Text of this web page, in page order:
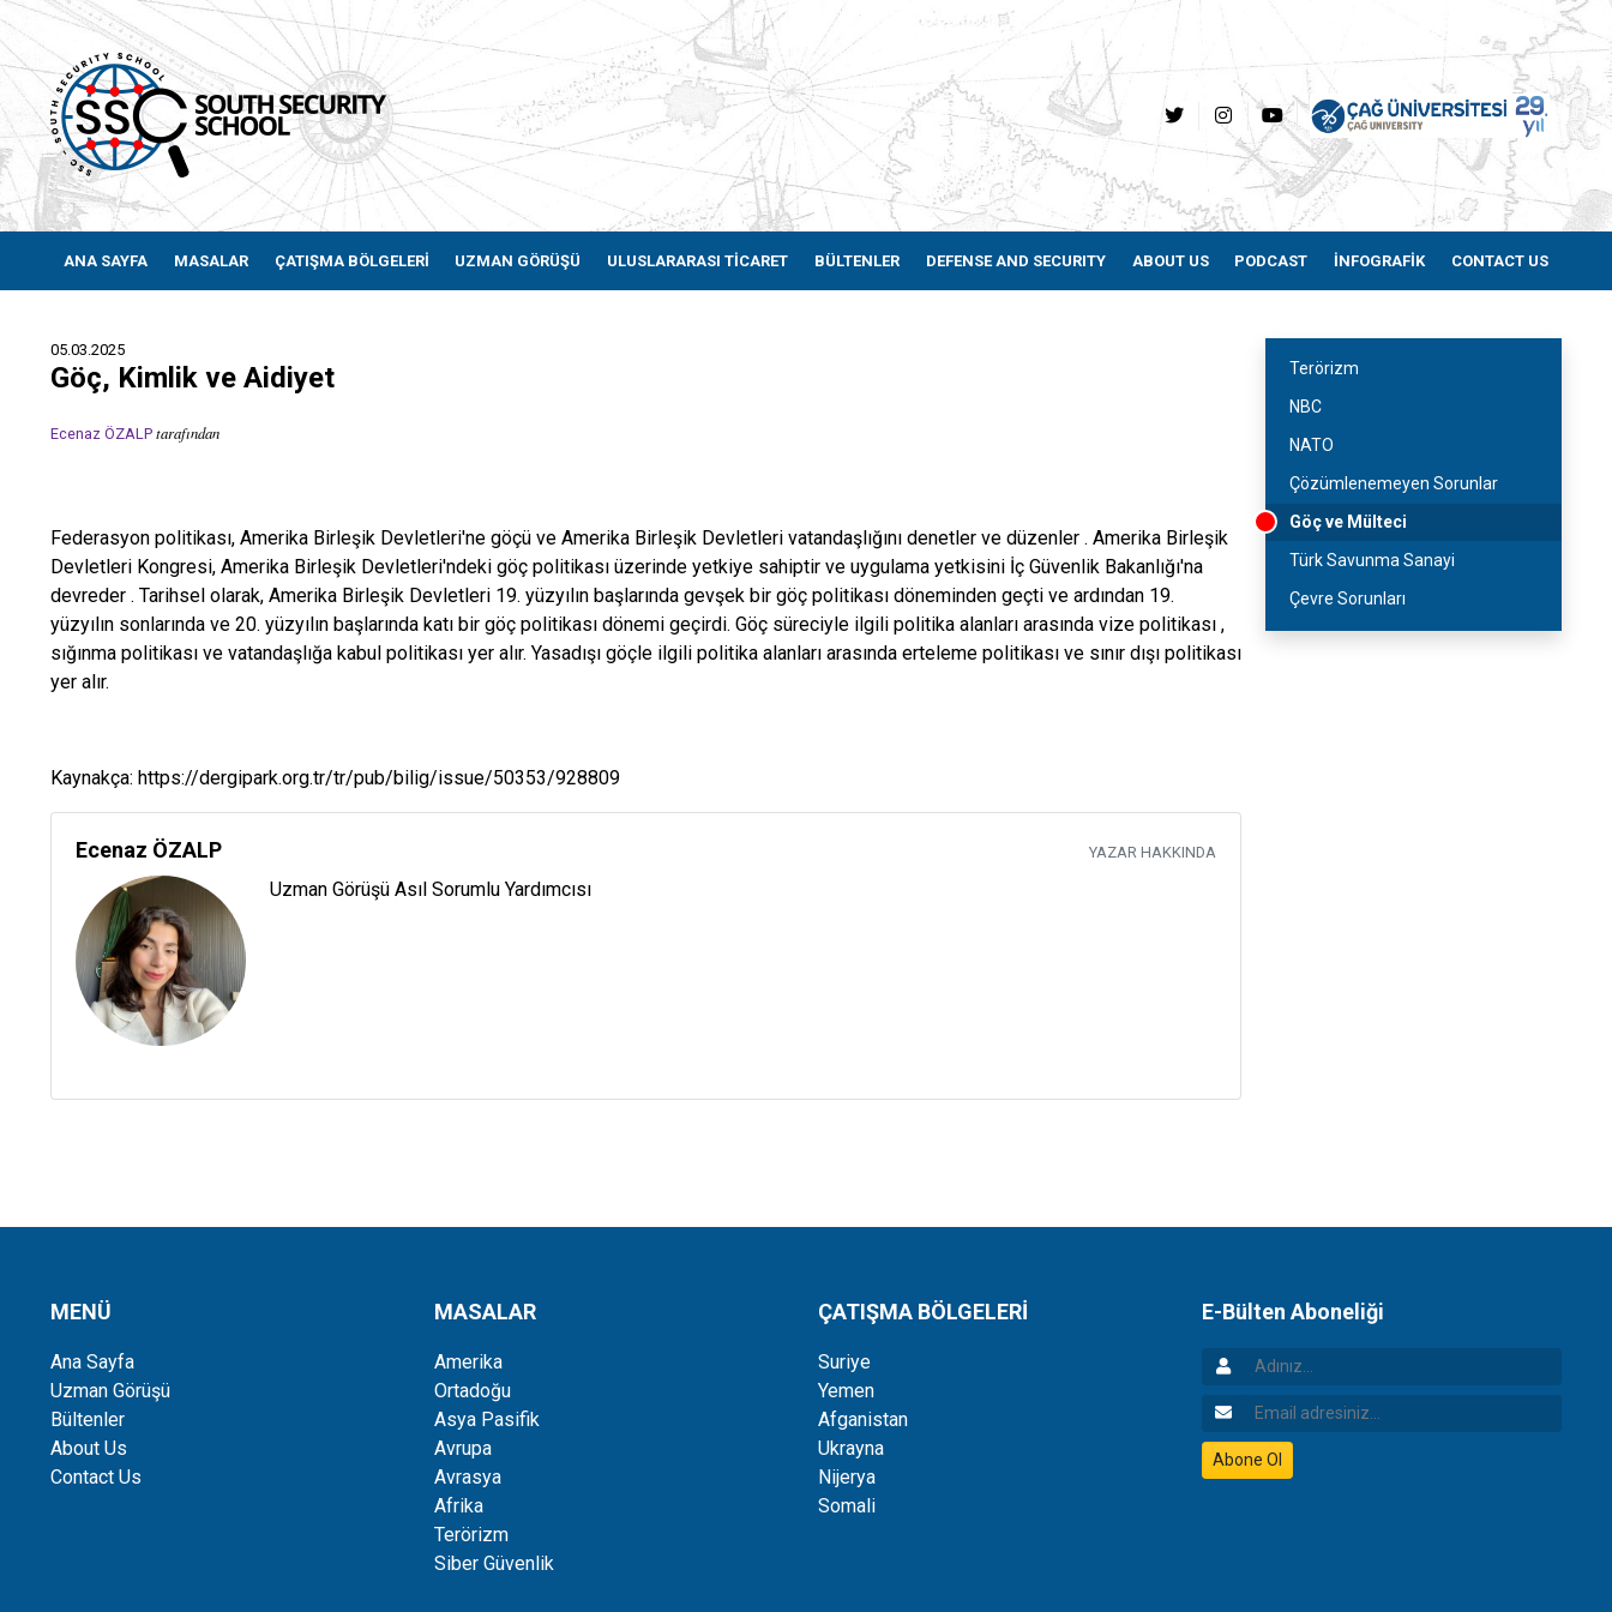
ANA SAYFA MASALAR ÇATIŞMA BÖLGELERİ UZMAN GÖRÜŞÜ ULUSLARARASI TİCARET BÜLTENLER DEFENSE AND SECURITY ABOUT US PODCAST İNFOGRAFİK CONTACT US
05.03.2025
Göç, Kimlik ve Aidiyet
Ecenaz ÖZALP tarafından
Federasyon politikası, Amerika Birleşik Devletleri'ne göçü ve Amerika Birleşik Devletleri vatandaşlığını denetler ve düzenler . Amerika Birleşik
Devletleri Kongresi, Amerika Birleşik Devletleri'ndeki göç politikası üzerinde yetkiye sahiptir ve uygulama yetkisini İç Güvenlik Bakanlığı'na
devreder . Tarihsel olarak, Amerika Birleşik Devletleri 19. yüzyılın başlarında gevşek bir göç politikası döneminden geçti ve ardından 19.
yüzyılın sonlarında ve 20. yüzyılın başlarında katı bir göç politikası dönemi geçirdi. Göç süreciyle ilgili politika alanları arasında vize politikası ,
sığınma politikası ve vatandaşlığa kabul politikası yer alır. Yasadışı göçle ilgili politika alanları arasında erteleme politikası ve sınır dışı politikası
yer alır.
Kaynakça: https://dergipark.org.tr/tr/pub/bilig/issue/50353/928809
Ecenaz ÖZALP YAZAR HAKKINDA
Uzman Görüşü Asıl Sorumlu Yardımcısı
Terörizm
NBC
NATO
Çözümlenemeyen Sorunlar
Göç ve Mülteci
Türk Savunma Sanayi
Çevre Sorunları
MENÜ
Ana Sayfa
Uzman Görüşü
Bültenler
About Us
Contact Us
MASALAR
Amerika
Ortadoğu
Asya Pasifik
Avrupa
Avrasya
Afrika
Terörizm
Siber Güvenlik
ÇATIŞMA BÖLGELERİ
Suriye
Yemen
Afganistan
Ukrayna
Nijerya
Somali
E-Bülten Aboneliği
Adınız
Email Adresiniz
Abone Ol